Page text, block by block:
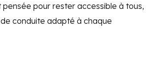
pensée pour rester accessible à tous,
conduite adapté à chaque